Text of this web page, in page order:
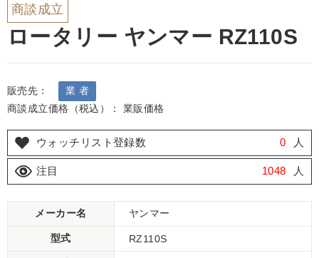
商談成立
ロータリー ヤンマー RZ110S
販売先：
業 者
商談成立価格（税込）： 業販価格
ウォッチリスト登録数 0 人
注目 1048 人
メーカー名 ヤンマー
型式 RZ110S